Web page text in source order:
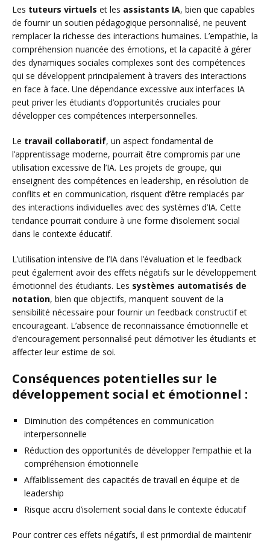
Les tuteurs virtuels et les assistants IA, bien que capables
de fournir un soutien pédagogique personnalisé, ne peuvent
remplacer la richesse des interactions humaines. L’empathie, la
compréhension nuancée des émotions, et la capacité à gérer
des dynamiques sociales complexes sont des compétences
qui se développent principalement à travers des interactions
en face à face. Une dépendance excessive aux interfaces IA
peut priver les étudiants d’opportunités cruciales pour
développer ces compétences interpersonnelles.
Le travail collaboratif, un aspect fondamental de
l’apprentissage moderne, pourrait être compromis par une
utilisation excessive de l’IA. Les projets de groupe, qui
enseignent des compétences en leadership, en résolution de
conflits et en communication, risquent d’être remplacés par
des interactions individuelles avec des systèmes d’IA. Cette
tendance pourrait conduire à une forme d’isolement social
dans le contexte éducatif.
L’utilisation intensive de l’IA dans l’évaluation et le feedback
peut également avoir des effets négatifs sur le développement
émotionnel des étudiants. Les systèmes automatisés de
notation, bien que objectifs, manquent souvent de la
sensibilité nécessaire pour fournir un feedback constructif et
encourageant. L’absence de reconnaissance émotionnelle et
d’encouragement personnalisé peut démotiver les étudiants et
affecter leur estime de soi.
Conséquences potentielles sur le
développement social et émotionnel :
Diminution des compétences en communication
interpersonnelle
Réduction des opportunités de développer l’empathie et la
compréhension émotionnelle
Affaiblissement des capacités de travail en équipe et de
leadership
Risque accru d’isolement social dans le contexte éducatif
Pour contrer ces effets négatifs, il est primordial de maintenir